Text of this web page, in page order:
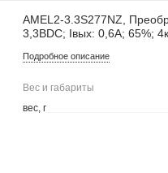
AMEL2-3.3S277NZ,
3,3ВDC; Iвых: 0,6А; 65%;
Подробное описание
Вес и габариты
вес, г